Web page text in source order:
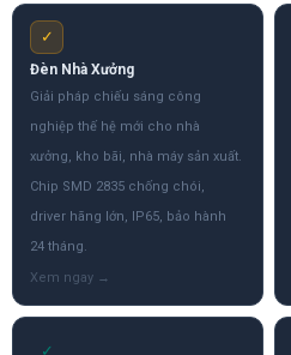
✓
Đèn Nhà Xưởng
Giải pháp chiếu sáng công
nghiệp thế hệ mới cho nhà
xưởng, kho bãi, nhà máy sản xuất.
Chip SMD 2835 chống chói,
driver hãng lớn, IP65, bảo hành
24 tháng.
✓